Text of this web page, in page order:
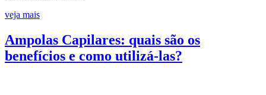
veja mais
Ampolas Capilares: quais são os
benefícios e como utilizá-las?